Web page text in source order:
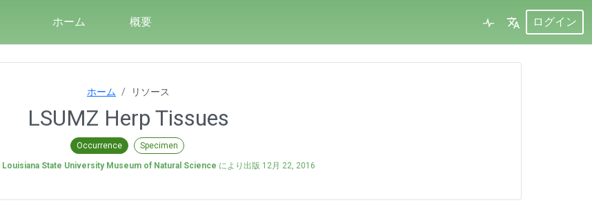
ホーム 概要 ログイン
ホーム リソース
LSUMZ Herp Tissues
Occurrence Specimen
Louisiana State University Museum of Natural Science により出版 12月 22, 2016